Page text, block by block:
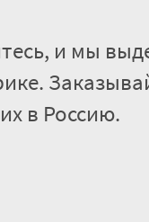
и мы
в Россию.